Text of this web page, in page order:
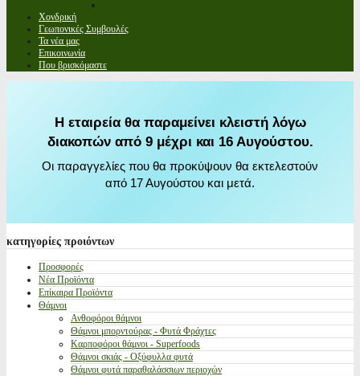
Χονδρική
Γεωπονικές Συμβουλές
Τα νέα μας
Επικοινωνία
Που βρισκόμαστε
Η εταιρεία θα παραμείνει κλειστή λόγω
διακοπών από 9 μέχρι και 16 Αυγούστου.
Οι παραγγελίες που θα προκύψουν θα εκτελεστούν
από 17 Αυγούστου και μετά.
κατηγορίες προιόντων
Προσφορές
Νέα Προϊόντα
Επίκαιρα Προϊόντα
Θάμνοι
Ανθοφόροι θάμνοι
Θάμνοι μπορντούρας - Φυτά Φράχτες
Καρποφόροι θάμνοι - Superfoods
Θάμνοι σκιάς - Οξύφυλλα φυτά
Θάμνοι φυτά παραθαλάσσιων περιοχών